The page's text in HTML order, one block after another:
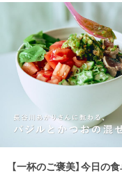
【一杯のご褒美】今日の